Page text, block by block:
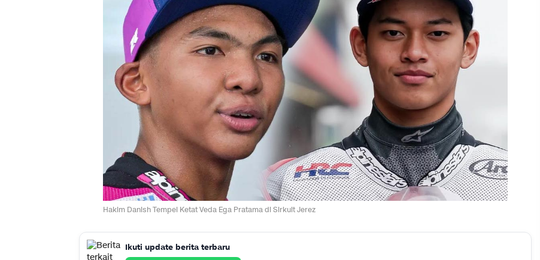
Hakim Danish Tempel Ketat Veda Ega Pratama di Sirkuit Jerez
Ikuti update berita terbaru